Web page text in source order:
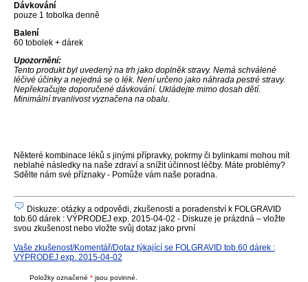
Dávkování
pouze 1 tobolka denně
Balení
60 tobolek + dárek
Upozornění:
Tento produkt byl uvedený na trh jako doplněk stravy. Nemá schválené
léčivé účinky a nejedná se o lék. Není určeno jako náhrada pestré stravy.
Nepřekračujte doporučené dávkování. Ukládejte mimo dosah dětí.
Minimální trvanlivost vyznačena na obalu.
Některé kombinace léků s jinými přípravky, pokrmy či bylinkami mohou mít
neblahé následky na naše zdraví a snížit účinnost léčby. Máte problémy?
Sdělte nám své příznaky - Pomůže vám naše poradna.
Diskuze: otázky a odpovědi, zkušenosti a poradenství k FOLGRAVID
tob.60 dárek : VÝPRODEJ exp. 2015-04-02 - Diskuze je prázdná – vložte
svou zkušenost nebo vložte svůj dotaz jako první
Vaše zkušenost/Komentář/Dotaz týkající se FOLGRAVID tob.60 dárek :
VÝPRODEJ exp. 2015-04-02
Položky označené * jsou povinné.